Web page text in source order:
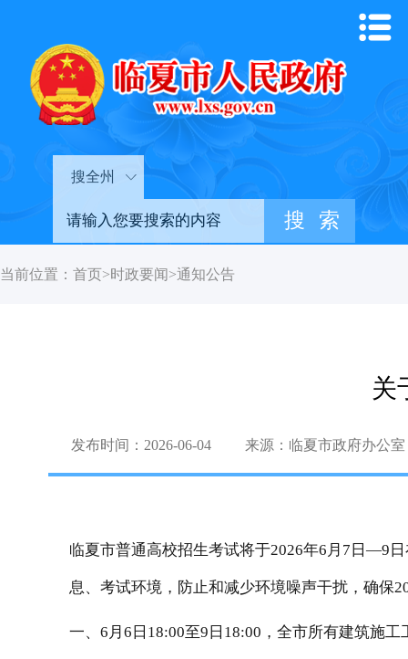
搜全州
当前位置： 首页>时政要闻 >通知公告
关
发布时间：2026-06-04 来源：临夏市政府办公室
临夏市普通高校招生考试将于2026年6 月 7 日 —9
息、 考试环境， 防止和减少环境噪声干扰，确保
一、 6月6日18:00至9日18:00，全市所有建筑施